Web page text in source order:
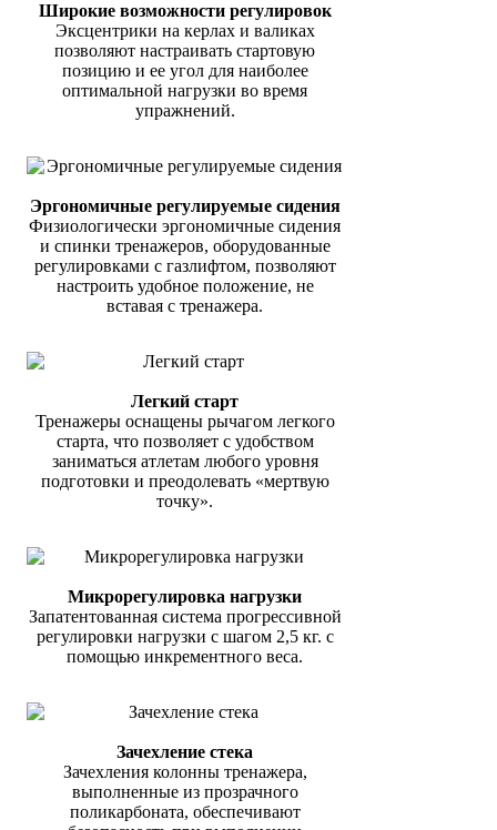
Широкие возможности регулировок
Эксцентрики на керлах и валиках
позволяют настраивать стартовую
позицию и ее угол для наиболее
оптимальной нагрузки во время
упражнений.
Эргономичные регулируемые сидения
Физиологически эргономичные сидения
и спинки тренажеров, оборудованные
регулировками с газлифтом, позволяют
настроить удобное положение, не
вставая с тренажера.
Легкий старт
Тренажеры оснащены рычагом легкого
старта, что позволяет с удобством
заниматься атлетам любого уровня
подготовки и преодолевать «мертвую
точку».
Микрорегулировка нагрузки
Запатентованная система прогрессивной
регулировки нагрузки с шагом 2,5 кг. с
помощью инкрементного веса.
Зачехление стека
Зачехления колонны тренажера,
выполненные из прозрачного
поликарбоната, обеспечивают